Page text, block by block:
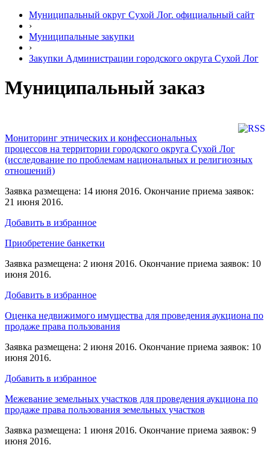
Муниципальный округ Сухой Лог. официальный сайт
›
Муниципальные закупки
›
Закупки Администрации городского округа Сухой Лог
Муниципальный заказ
Мониторинг этнических и конфессиональных
процессов на территории городского округа Сухой Лог
(исследование по проблемам национальных и религиозных
отношений)
Заявка размещена: 14 июня 2016. Окончание приема заявок:
21 июня 2016.
Добавить в избранное
Приобретение банкетки
Заявка размещена: 2 июня 2016. Окончание приема заявок: 10
июня 2016.
Добавить в избранное
Оценка недвижимого имущества для проведения аукциона по
продаже права пользования
Заявка размещена: 2 июня 2016. Окончание приема заявок: 10
июня 2016.
Добавить в избранное
Межевание земельных участков для проведения аукциона по
продаже права пользования земельных участков
Заявка размещена: 1 июня 2016. Окончание приема заявок: 9
июня 2016.